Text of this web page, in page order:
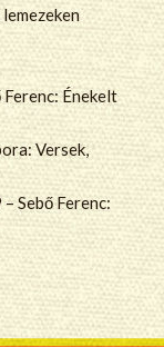
Énekelt
Versek,
Sebő Ferenc: